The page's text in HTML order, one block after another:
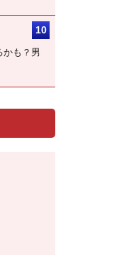
かも？男